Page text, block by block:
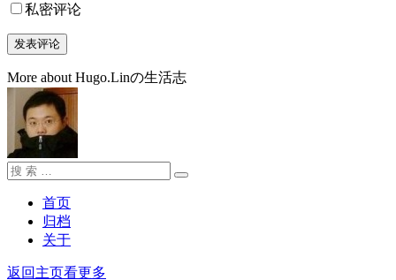
私密评论
More about Hugo.Linの生活志
搜
搜
首页
归档
关于
返回主页看更多